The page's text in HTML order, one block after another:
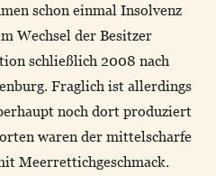
schon einmal Insolvenz
Wechsel der Besitzer
schließlich 2008 nach
Fraglich ist allerdings
noch dort produziert
waren der mittelscharfe
Meerrettichgeschmack.